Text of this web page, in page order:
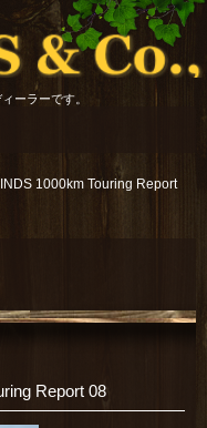
ーラーです。
1000km Touring Report
Report 08